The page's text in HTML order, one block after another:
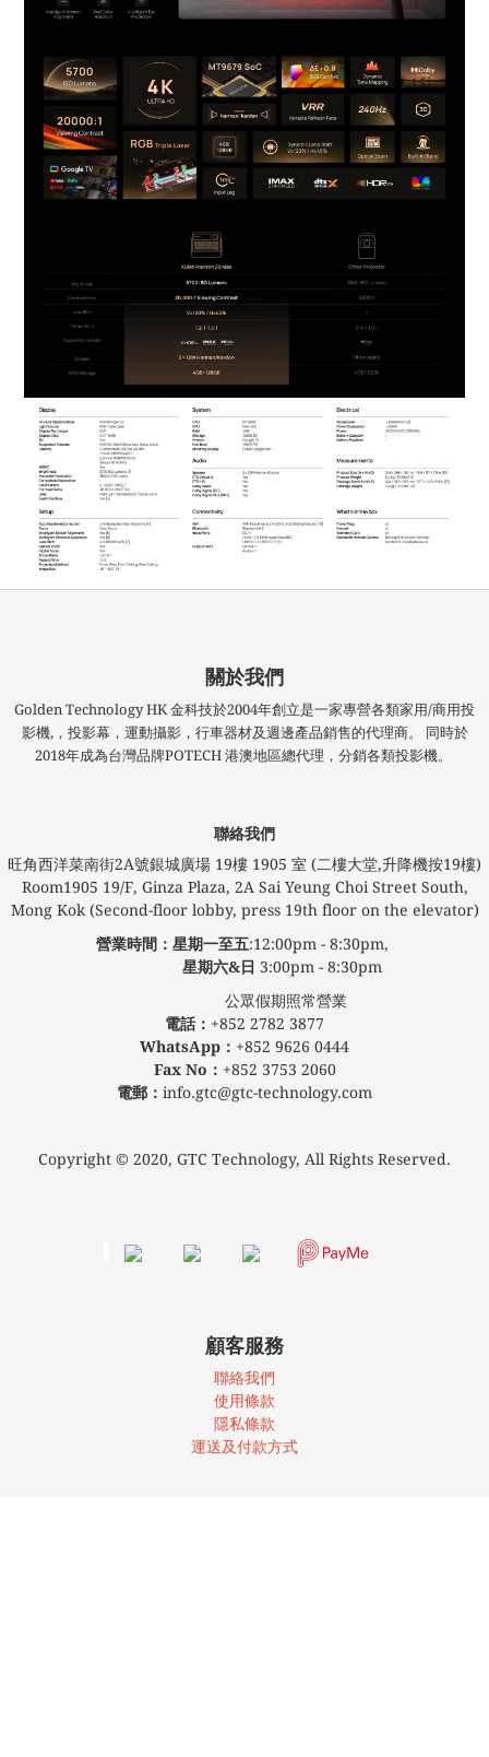
關於我們
Golden Technology HK 金科技於2004年創立是一家專營各類家用/商用投
影機,，投影幕，運動攝影，行車器材及週邊產品銷售的代理商。 同時於
2018年成為台灣品牌POTECH 港澳地區總代理，分銷各類投影機。
聯絡我們
旺角西洋菜南街2A號銀城廣場​ 19樓 1905 室 (二樓大堂,升降機按19樓)
Room1905 19/F, Ginza Plaza, 2A Sai Yeung Choi Street South,
Mong Kok (Second-floor lobby, press 19th floor on the elevator)
營業時間：星期一至五:12:00pm - 8:30pm,
星期六&日 3:00pm - 8:30pm
公眾假期照常營業
電話： +852 2782 3877
WhatsApp： +852 9626 0444
Fax No： +852 3753 2060
電郵： info.gtc@gtc-technology.com
Copyright © 2020, GTC Technology, All Rights Reserved.
顧客服務
聯絡我們
使用條款
隱私條款
運送及付款方式